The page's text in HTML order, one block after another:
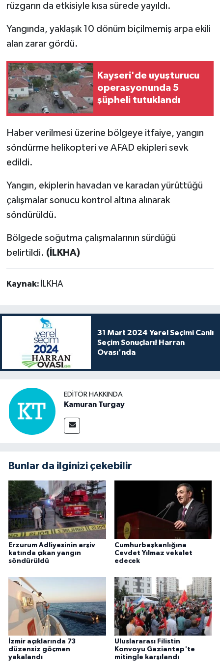
rüzgarın da etkisiyle kısa sürede yayıldı.
Yangında, yaklaşık 10 dönüm biçilmemiş arpa ekili
alan zarar gördü.
Kayseri'de uyuşturucu
operasyonunda 5
şüpheli tutuklandı
Haber verilmesi üzerine bölgeye itfaiye, yangın
söndürme helikopteri ve AFAD ekipleri sevk
edildi.
Yangın, ekiplerin havadan ve karadan yürüttüğü
çalışmalar sonucu kontrol altına alınarak
söndürüldü.
Bölgede soğutma çalışmalarının sürdüğü
belirtildi. (İLKHA)
Kaynak: İLKHA
31 Mart 2024 Yerel Seçimi Canlı
Seçim Sonuçları! Harran
Ovası'nda
EDITÖR HAKKINDA
Kamuran Turgay
Bunlar da ilginizi çekebilir
Erzurum Adliyesinin arşiv
katında çıkan yangın
söndürüldü
Cumhurbaşkanlığına
Cevdet Yılmaz vekalet
edecek
İzmir açıklarında 73
düzensiz göçmen
yakalandı
Uluslararası Filistin
Konvoyu Gaziantep'te
mitingle karşılandı